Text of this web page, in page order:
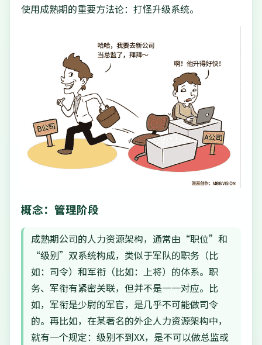
使用成熟期的重要方法论：打怪升级系统。
概念：管理阶段
成熟期公司的人力资源架构，通常由“职位”和
“级别”双系统构成，类似于军队的职务（比
如：司令）和军衔（比如：上将）的体系。职
务、军衔有紧密关联，但并不是一一对应。比
如，军衔是少尉的军官，是几乎不可能做司令
的。再比如，在某著名的外企人力资源架构中，
就有一个规定：级别不到XX，是不可以做总监或